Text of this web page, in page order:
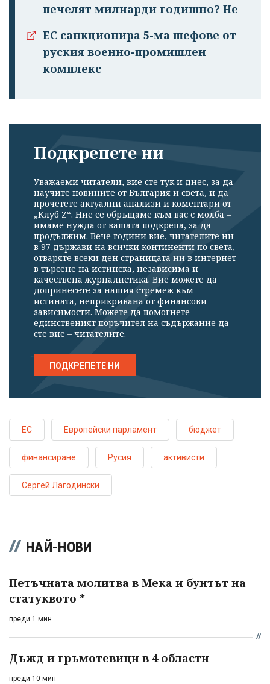
Успешно
излязохте от
профила си!
печелят милиарди годишно? Не
ЕС санкционира 5-ма шефове от
руския военно-промишлен
комплекс
Подкрепете ни
Уважаеми читатели, вие сте тук и днес, за да
научите новините от България и света, и да
прочетете актуални анализи и коментари от
„Клуб Z“. Ние се обръщаме към вас с молба –
имаме нужда от вашата подкрепа, за да
продължим. Вече години вие, читателите ни
в 97 държави на всички континенти по света,
отваряте всеки ден страницата ни в интернет
в търсене на истинска, независима и
качествена журналистика. Вие можете да
допринесете за нашия стремеж към
истината, неприкривана от финансови
зависимости. Можете да помогнете
единственият поръчител на съдържание да
сте вие – читателите.
ПОДКРЕПЕТЕ НИ
ЕС Европейски парламент бюджет
финансиране Русия активисти
Сергей Лагодински
НАЙ-НОВИ
Петъчната молитва в Мека и бунтът на
статуквото *
преди 1 мин
Дъжд и гръмотевици в 4 области
преди 10 мин